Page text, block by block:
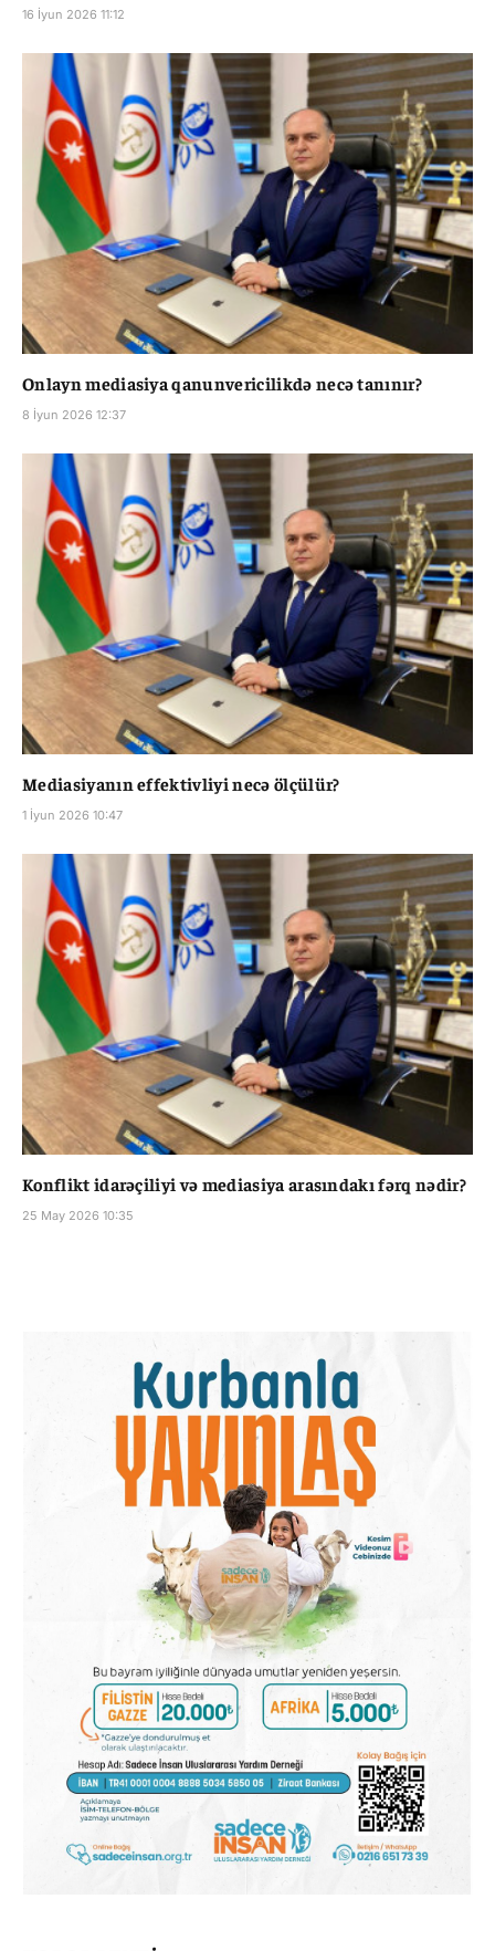
16 İyun 2026 11:12
Onlayn mediasiya qanunvericilikdə necə tanınır?
8 İyun 2026 12:37
Mediasiyanın effektivliyi necə ölçülür?
1 İyun 2026 10:47
Konflikt idarəçiliyi və mediasiya arasındakı fərq nədir?
25 May 2026 10:35